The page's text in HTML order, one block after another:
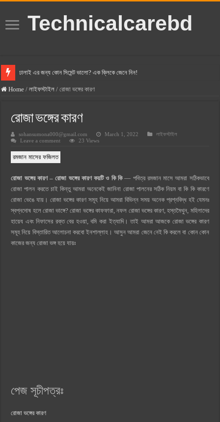
Technicalcarebd
ঢালাই এর জন্য কোন সিমেন্ট ভালো? এক ক্লিকে জেনে নিন!
বসুন্ধরা সিমেন্ট এর দাম ২০২৫
হোলসিম সিমেন্ট দাম ২০২৫
সুপারক্রিট সিমেন্ট দাম ২০২৫
জুডিশিয়াল ম্যাজিস্ট্রেট কি? জুডিশিয়াল ম্যাজিস্ট্রেট এর সুযোগ সুবিধা
ওয়ালটন টিভি কিস্তিতে কেনার নিয়ম ২০২৫
গ্রামে লাভজনক ব্যবসা ২০২৫ ও গ্রামের বাজারে ব্যবসার আইডিয়া
জেনে নিন, বর্তমানে মোবাইল ঘড়ি দাম কত ২০২৫
Home / লাইফস্টাইল / রোজা ভঙ্গের কারণ
রোজা ভঙ্গের কারণ
sohansumona000@gmail.com March 1, 2022
লাইফস্টাইল
Leave a comment
23 Views
রমজান মাসের ফজিলত
রোজা ভঙ্গের কারণ – রোজা ভঙ্গের কারণ কয়টি ও কি কি— পবিত্র রমজান মাসে আমরা সঠিকভাবে
রোজা পালন করতে চাই কিন্তু আমরা অনেকেই জানিনা রোজা পালনের সঠিক নিয়ম বা কি কি কারণে
রোজা ভেঙে যায়। রোজা ভঙ্গের কারণ সমূহ নিয়ে আমরা বিভিন্ন সময় অনেক প্রশ্নবিদ্ধ হই যেমনঃ
স্বপ্নদোষ হলে রোজা ভাঙ্গে? রোজা ভঙ্গের কাফফারা, নফল রোজা ভঙ্গের কারণ, হস্তমৈথুন, মহিলাদের
হায়েয এবং নিফাসের রক্ত বের হওয়া, বমি করা ইত্যাদি। তাই আমরা আজকে রোজা ভঙ্গের কারণ
সমূহ নিয়ে বিস্তারিত আলোচনা করবো ইনশাল্লাহ। আসুন আমরা জেনে নেই কি করলে বা কোন কোন
কাজের জন্য রোজা ভঙ্গ হয়ে যায়ঃ
পেজ সূচীপত্রঃ
রোজা ভঙ্গের কারণ